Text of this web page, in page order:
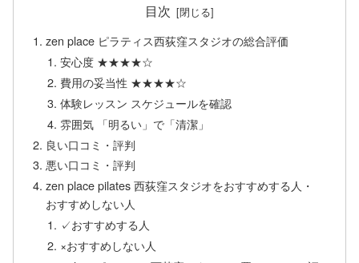
目次
zen place ピラティス西荻窪スタジオの総合評価
安心度 ★★★★☆
費用の妥当性 ★★★★☆
体験レッスン スケジュールを確認
雰囲気 「明るい」で「清潔」
良い口コミ・評判
悪い口コミ・評判
zen place pilates 西荻窪スタジオをおすすめする人・
おすすめしない人
✓おすすめする人
×おすすめしない人